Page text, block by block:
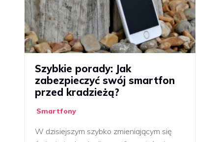
Szybkie porady: Jak
zabezpieczyć swój smartfon
przed kradzieżą?
Smartfony
W dzisiejszym szybko zmieniającym się